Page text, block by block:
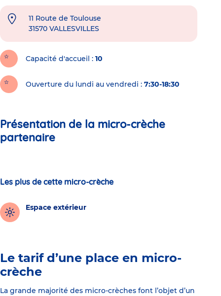
11 Route de Toulouse
31570 VALLESVILLES
Capacité d'accueil 10
Ouverture du lundi au vendredi : 7:30-18:30
Présentation de la micro-crèche
partenaire
Les plus de cette micro-crèche
Espace extérieur
Le tarif d’une place en micro-
crèche
La grande majorité des micro-crèches font l’objet d’un